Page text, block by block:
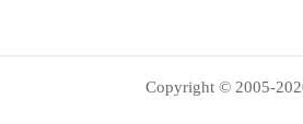
Copyright © 2005-